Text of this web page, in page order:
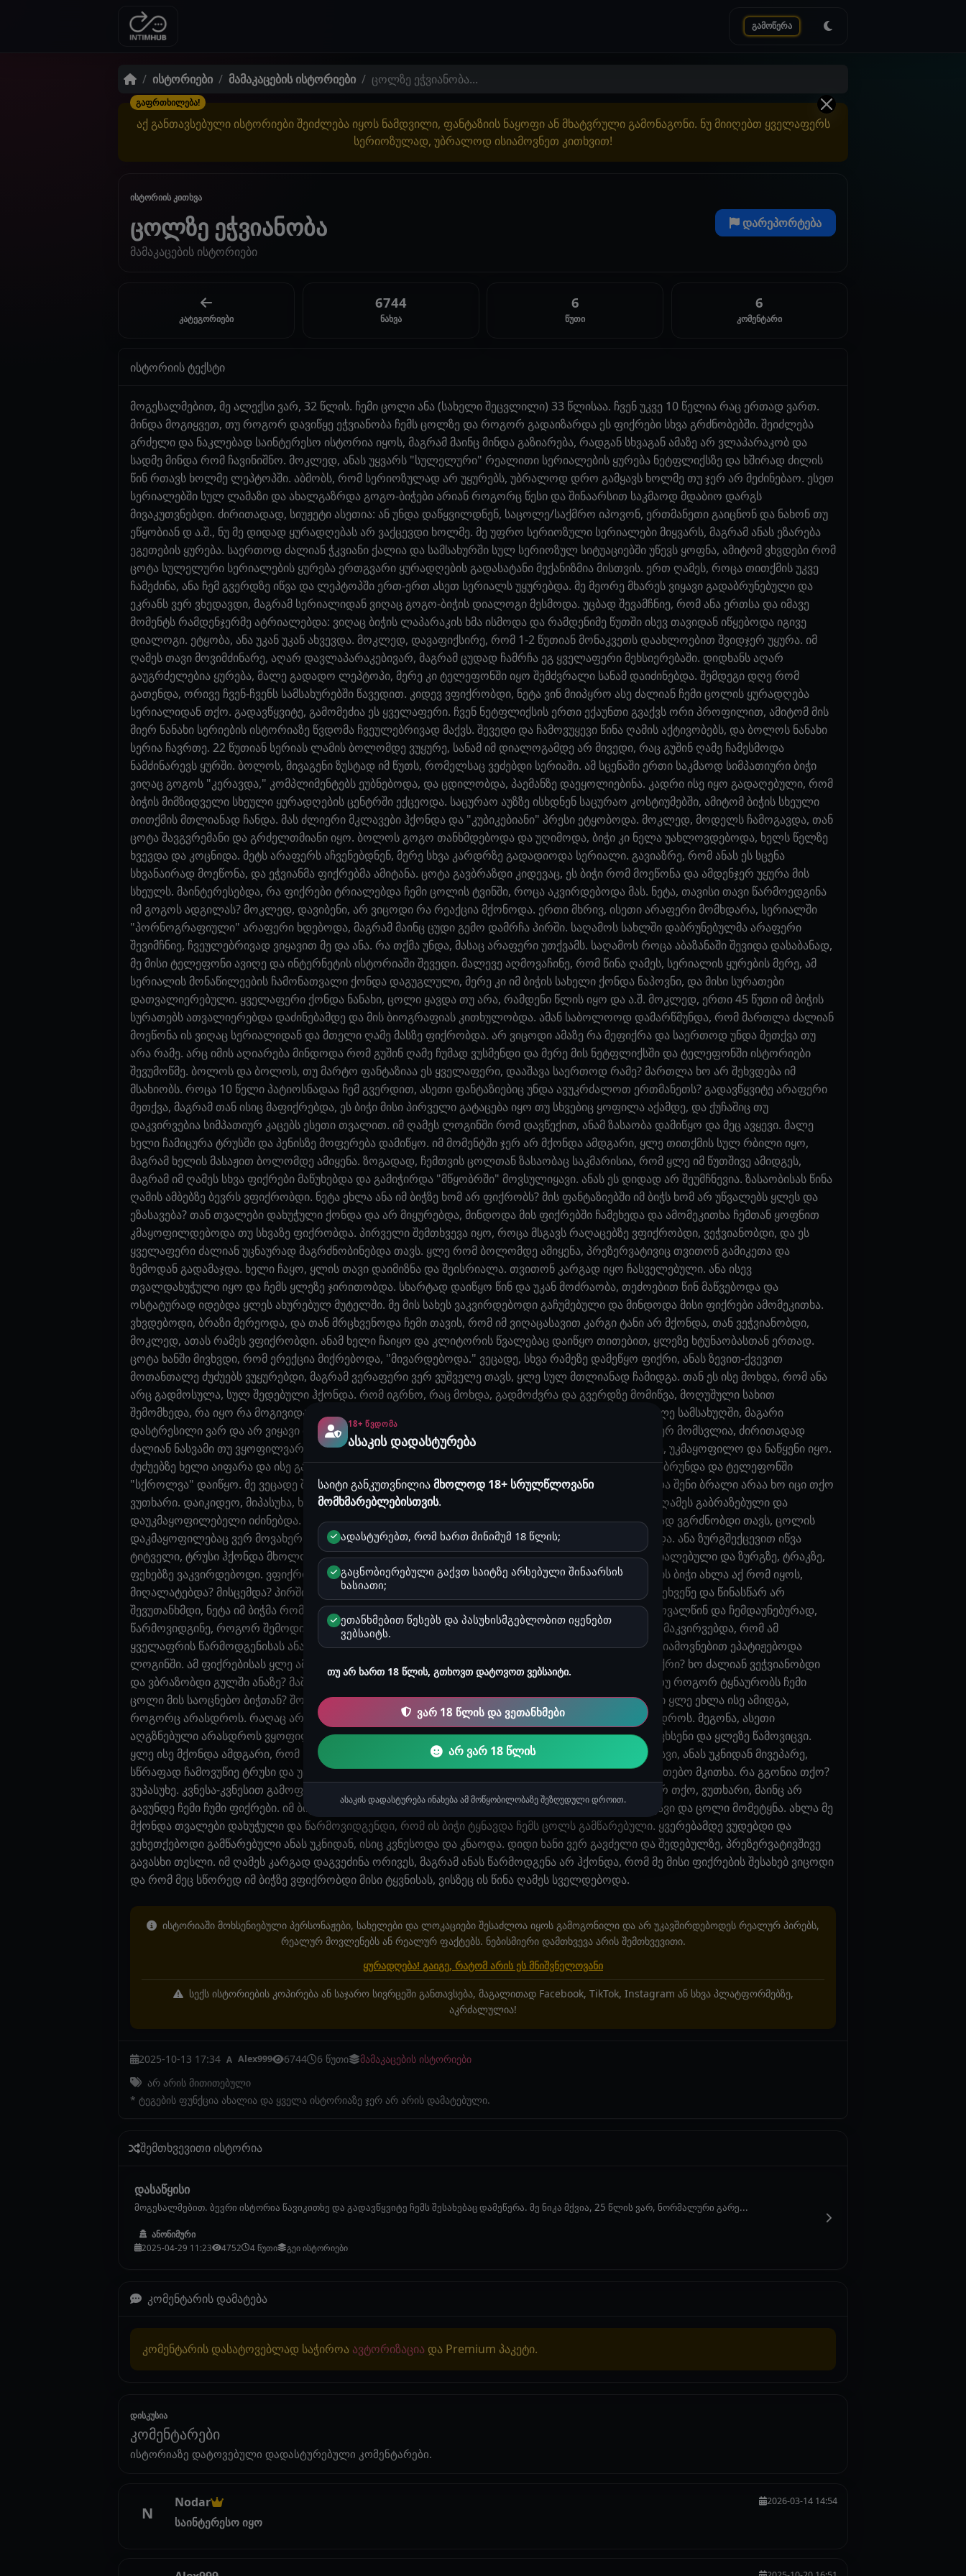
გამოწერა
ისტორიები მამაკაცების ისტორიები ცოლზე ეჭვიანობა...
გაფრთხილება!
აქ განთავსებული ისტორიები შეიძლება იყოს ნამდვილი, ფანტაზიის ნაყოფი ან მხატვრული გამონაგონი. ნუ მიიღებთ ყველაფერს
სერიოზულად, უბრალოდ ისიამოვნეთ კითხვით!
ისტორიის კითხვა
ცოლზე ეჭვიანობა
მამაკაცების ისტორიები
დარეპორტება
კატეგორიები
6744
ნახვა
6
წუთი
6
კომენტარი
ისტორიის ტექსტი
მოგესალმებით, მე ალექსი ვარ, 32 წლის. ჩემი ცოლი ანა (სახელი შეცვლილი) 33 წლისაა. ჩვენ უკვე 10 წელია რაც ერთად ვართ.
მინდა მოგიყვეთ, თუ როგორ დავიწყე ეჭვიანობა ჩემს ცოლზე და როგორ გადაიზარდა ეს ფიქრები სხვა გრძნობებში. შეიძლება
გრძელი და ნაკლებად საინტერესო ისტორია იყოს, მაგრამ მაინც მინდა გაზიარება, რადგან სხვაგან ამაზე არ ვლაპარაკობ და
სადმე მინდა რომ ჩავინიშნო. მოკლედ, ანას უყვარს "სულელური" რეალითი სერიალების ყურება ნეტფლიქსზე და ხშირად ძილის
წინ რთავს ხოლმე ლეპტოპში. აბმობს, რომ სერიოზულად არ უყურებს, უბრალოდ დრო გამყავს ხოლმე თუ ჯერ არ მეძინებაო. ესეთ
სერიალებში სულ ლამაზი და ახალგაზრდა გოგო-ბიჭები არიან როგორც წესი და შინაარსით საკმაოდ მდაბიო დარგს
მივაკუთვნებდი. ძირითადად, სიუჟეტი ასეთია: ან უნდა დაწყვილდნენ, საცოლე/საქმრო იპოვონ, ერთმანეთი გაიცნონ და ნახონ თუ
ეწყობიან დ ა.შ., ნუ მე დიდად ყურადღებას არ ვაქცევდი ხოლმე. მე უფრო სერიოზული სერიალები მიყვარს, მაგრამ ანას ეზარება
ეგეთების ყურება. საერთოდ ძალიან ჭკვიანი ქალია და სამსახურში სულ სერიოზულ სიტუაციებში უწევს ყოფნა, ამიტომ ვხვდები რომ
ცოტა სულელური სერიალების ყურება ერთგვარი ყურადღების გადასატანი მექანიზმია მისთვის. ერთ ღამეს, როცა თითქმის უკვე
ჩამეძინა, ანა ჩემ გვერდზე იწვა და ლეპტოპში ერთ-ერთ ასეთ სერიალს უყურებდა. მე მეორე მხარეს ვიყავი გადაბრუნებული და
ეკრანს ვერ ვხედავდი, მაგრამ სერიალიდან ვიღაც გოგო-ბიჭის დიალოგი მესმოდა. უცბად შევამჩნიე, რომ ანა ერთსა და იმავე
მომენტს რამდენჯერმე ატრიალებდა: ვიღაც ბიჭის ლაპარაკის ხმა ისმოდა და რამდენიმე წუთში ისევ თავიდან იწყებოდა იგივე
დიალოგი. ეტყობა, ანა უკან უკან ახვევდა. მოკლედ, დავაფიქსირე, რომ 1-2 წუთიან მონაკვეთს დაახლოებით შვიდჯერ უყურა. იმ
ღამეს თავი მოვიმძინარე, აღარ დავლაპარაკებივარ, მაგრამ ცუდად ჩამრჩა ეგ ყველაფერი მეხსიერებაში. დიდხანს აღარ
გაუგრძელებია ყურება, მალე გადადო ლეპტოპი, მერე კი ტელეფონში იყო შემძვრალი სანამ დაიძინებდა. შემდეგი დღე რომ
გათენდა, ორივე ჩვენ-ჩვენს სამსახურებში წავედით. კიდევ ვფიქრობდი, ნეტა ვინ მიიპყრო ასე ძალიან ჩემი ცოლის ყურადღება
სერიალიდან თქო. გადავწყვიტე, გამომეძია ეს ყველაფერი. ჩვენ ნეტფლიქსის ერთი ექაუნთი გვაქვს ორი პროფილით, ამიტომ მის
მიერ ნანახი სერიების ისტორიაზე წვდომა ჩვეულებრივად მაქვს. შევედი და ჩამოვუყევი წინა ღამის აქტივობებს, და ბოლოს ნანახი
სერია ჩავრთე. 22 წუთიან სერიას ლამის ბოლომდე ვუყურე, სანამ იმ დიალოგამდე არ მივედი, რაც გუშინ ღამე ჩამესმოდა
ნამძინარევს ყურში. ბოლოს, მივაგენი ზუსტად იმ წუთს, რომელსაც ვეძებდი სერიაში. ამ სცენაში ერთი საკმაოდ სიმპათიური ბიჭი
ვიღაც გოგოს "კერავდა," კომპლიმენტებს ეუბნებოდა, და ცდილობდა, პაემანზე დაეყოლიებინა. კადრი ისე იყო გადაღებული, რომ
ბიჭის მიმზიდველი სხეული ყურადღების ცენტრში ექცეოდა. საცურაო აუზზე ისხდნენ საცურაო კოსტიუმებში, ამიტომ ბიჭის სხეული
თითქმის მთლიანად ჩანდა. მას ძლიერი მკლავები ჰქონდა და "კუბიკებიანი" პრესი ეტყობოდა. მოკლედ, მოდელს ჩამოგავდა, თან
ცოტა შავგვრემანი და გრძელთმიანი იყო. ბოლოს გოგო თანხმდებოდა და უღიმოდა, ბიჭი კი ნელა უახლოვდებოდა, ხელს წელზე
ხვევდა და კოცნიდა. მეტს არაფერს აჩვენებდნენ, მერე სხვა კარდრზე გადადიოდა სერიალი. გავიაზრე, რომ ანას ეს სცენა
სხვანაირად მოეწონა, და ეჭვიანმა ფიქრებმა ამიტანა. ცოტა გავბრაზდი კიდევაც, ეს ბიჭი რომ მოეწონა და ამდენჯერ უყურა მის
სხეულს. მაინტერესებდა, რა ფიქრები ტრიალებდა ჩემი ცოლის ტვინში, როცა აკვირდებოდა მას. ნეტა, თავისი თავი წარმოედგინა
იმ გოგოს ადგილას? მოკლედ, დავიბენი, არ ვიცოდი რა რეაქცია მქონოდა. ერთი მხრივ, ისეთი არაფერი მომხდარა, სერიალში
"პორნოგრაფიული" არაფერი ხდებოდა, მაგრამ მაინც ცუდი გემო დამრჩა პირში. საღამოს სახლში დაბრუნებულმა არაფერი
შევიმჩნიე, ჩვეულებრივად ვიყავით მე და ანა. რა თქმა უნდა, მასაც არაფერი უთქვამს. საღამოს როცა აბაზანაში შევიდა დასაბანად,
მე მისი ტელეფონი ავიღე და ინტერნეტის ისტორიაში შევედი. მალევე აღმოვაჩინე, რომ წინა ღამეს, სერიალის ყურების მერე, ამ
სერიალის მონაწილეების ჩამონათვალი ქონდა დაგუგლული, მერე კი იმ ბიჭის სახელი ქონდა ნაპოვნი, და მისი სურათები
დათვალიერებული. ყველაფერი ქონდა ნანახი, ცოლი ყავდა თუ არა, რამდენი წლის იყო და ა.შ. მოკლედ, ერთი 45 წუთი იმ ბიჭის
სურათებს ათვალიერებდა დაძინებამდე და მის ბიოგრაფიას კითხულობდა. ამან საბოლოოდ დამარწმუნდა, რომ მართლა ძალიან
მოეწონა ის ვიღაც სერიალიდან და მთელი ღამე მასზე ფიქრობდა. არ ვიცოდი ამაზე რა მეფიქრა და საერთოდ უნდა მეთქვა თუ
არა რამე. არც იმის აღიარება მინდოდა რომ გუშინ ღამე ჩუმად ვუსმენდი და მერე მის ნეტფლიქსში და ტელეფონში ისტორიები
შევუმოწმე. ბოლოს და ბოლოს, თუ მარტო ფანტაზიაა ეს ყველაფერი, დააშავა საერთოდ რამე? მართლა ხო არ შეხვდება იმ
მსახიობს. როცა 10 წელი პატიოსნადაა ჩემ გვერდით, ასეთი ფანტაზიებიც უნდა ავუკრძალოთ ერთმანეთს? გადავწყვიტე არაფერი
მეთქვა, მაგრამ თან ისიც მაფიქრებდა, ეს ბიჭი მისი პირველი გატაცება იყო თუ სხვებიც ყოფილა აქამდე, და ქუჩაშიც თუ
დაკვირვებია სიმპათიურ კაცებს ესეთი თვალით. იმ ღამეს ლოგინში რომ დავწექით, ანამ ზასაობა დამიწყო და მეც ავყევი. მალე
ხელი ჩამიცურა ტრუსში და პენისზე მოფერება დამიწყო. იმ მომენტში ჯერ არ მქონდა ამდგარი, ყლე თითქმის სულ რბილი იყო,
მაგრამ ხელის მასაჟით ბოლომდე ამიყენა. ზოგადად, ჩემთვის ცოლთან ზასაობაც საკმარისია, რომ ყლე იმ წუთშივე ამიდგეს,
მაგრამ იმ ღამეს სხვა ფიქრები მაწუხებდა და გამიჭირდა "მწყობრში" მოვსულიყავი. ანას ეს დიდად არ შეუმჩნევია. ზასაობისას წინა
ღამის ამბებზე ბევრს ვფიქრობდი. ნეტა ეხლა ანა იმ ბიჭზე ხომ არ ფიქრობს? მის ფანტაზიებში იმ ბიჭს ხომ არ უწვალებს ყლეს და
ეზასავება? თან თვალები დახუჭული ქონდა და არ მიყურებდა, მინდოდა მის ფიქრებში ჩამეხედა და ამომეკითხა ჩემთან ყოფნით
კმაყოფილდებოდა თუ სხვაზე ფიქრობდა. პირველი შემთხვევა იყო, როცა მსგავს რაღაცებზე ვფიქრობდი, ვეჭვიანობდი, და ეს
ყველაფერი ძალიან უცნაურად მაგრძნობინებდა თავს. ყლე რომ ბოლომდე ამიყენა, პრეზერვატივიც თვითონ გამიკეთა და
ზემოდან გადამაჯდა. ხელი ჩაყო, ყლის თავი დაიმიზნა და შეისრიალა. თვითონ კარგად იყო ჩასველებული. ანა ისევ
თვალდახუჭული იყო და ჩემს ყლეზე ჯირითობდა. სხარტად დაიწყო წინ და უკან მოძრაობა, თეძოებით წინ მაწვებოდა და
ოსტატურად იდებდა ყლეს ახურებულ მუტელში. მე მის სახეს ვაკვირდებოდი გაჩუმებული და მინდოდა მისი ფიქრები ამომეკითხა.
ვხვდებოდი, ბრაზი მერეოდა, და თან მრცხვენოდა ჩემი თავის, რომ იმ ვიღაცასავით კარგი ტანი არ მქონდა, თან ვეჭვიანობდი,
მოკლედ, ათას რამეს ვფიქრობდი. ანამ ხელი ჩაიყო და კლიტორის წვალებაც დაიწყო თითებით, ყლეზე ხტუნაობასთან ერთად.
ცოტა ხანში მივხვდი, რომ ერექცია მიქრებოდა, "მივარდებოდა." ვეცადე, სხვა რამეზე დამეწყო ფიქრი, ანას ზევით-ქვევით
მოთანთალე ძუძუებს ვუყურებდი, მაგრამ ვერაფერი ვერ ვუშველე თავს, ყლე სულ მთლიანად ჩამიდგა. თან ეს ისე მოხდა, რომ ანა
არც გადმოსულა, სულ შედებული ჰქონდა. რომ იგრნო, რაც მოხდა, გადმოძვრა და გვერდზე მომიწვა, მოღუშული სახით
შემომხედა, რა იყო რა მოგივიდაო, მკითხა. მე უცბად ვერაფერი ვუთხარი, აუ არ ვიცი ძაან დავიღალე სამსახუღში, მაგარი
დასტრესილი ვარ და არ ვიყავი მგონი ხასიათზე თქო, მოვატყუე. ესეთი რამე ცხოვრებაში სულ 2-3ჯერ მომსვლია, ძირითადად
ძალიან ნასვამი თუ ვყოფილვარ. ანამ მითხრა არაუშავსო, მაგრამ ლოგინიდან რომ ადგა, შევატყვე, უკმაყოფილო და ნაწყენი იყო.
ძუძუებზე ხელი აიფარა და ისე გავიდა აბაზანაში დასაბანად. რომ შემოვიდა, ხმა აღარ გაუცია, გადაბრუნდა და ტელეფონში
"სქროლვა" დაიწყო. მე ვეცადე შემომერიგებინა, არ ვიცი რა მომივიდა, მართლა ძაან დავიღალე და შენი ბრალი არაა ხო იცი თქო
ვუთხარი. დაიკიდეო, მიპასუხა, ხომ გითხარი არაუშავსო, მითხრა. მაგრამ, მაინც ვატყობდი რომ იმ ღამეს გაბრაზებული და
დაუკმაყოფილებელი იძინებდა. მოკლედ, იმ სერიალის ბიჭმა ყველაფერი გამიფუჭა. იმდენად ცუდად ვგრძნობდი თავს, ცოლის
დაკმაყოფილებაც ვერ მოვახერხე, და თან მაგ თემაზე ლაპარაკის დაწყებაც რატომღაც არ მინდოდა. ანა ზურგშექცევით იწვა
ტიტველი, ტრუსი ჰქონდა მხოლოდ ამოცმული. საბანი არ ეფარა, ცხელოდა. მე მისკენ ვიყავი შეტრიალებული და ზურგზე, ტრაკზე,
ფეხებზე ვაკვირდებოდი. ვფიქრობდი, ნეტა რამდენ კაცთან სექსზე უფიქრია ჩემს ცოლს თქო. ნეტა ის ბიჭი ახლა აქ რომ იყოს,
მიღალატებდა? მისცემდა? პირშიც აიღებდა? მე ტრაკში არ მადებინებს ხოლმე თუ ერთი საათი არ ვეხვეწე და წინასწარ არ
შევუთანხმდი, ნეტა იმ ბიჭმა რომ უბრძანოს, მისცემს ეგრევე ტრაკს? რატომღაც სულ ის ბიჭი მედგა თვალწინ და ჩემდაუნებურად,
წარმოვიდგინე, როგორ შემოდიოდა ოთახში და ცოლს მიჟიმავდა. ყველაზე მეტად ამ ფიქრებში ის მაკვირვებდა, რომ ამ
ყველაფრის წარმოდგენისას ანა კმაყოფილი და გახარებული ეგებებოდა მას და ფეხებს უშლიდა, სიამოვნებით ეპატიჟებოდა
ლოგინში. ამ ფიქრებისას ყლე ამიდგა. ამან სულ გადამრია. რატომ მომწონდა ესეთ რაღაცებზე ფიქრი? ხო ძალიან ვეჭვიანობდი
და ვბრაზობდი გულში ანაზე? მაშინ, რატომ ვიგზნები და რატომ მიდგება ყლე იმის წარმოდგენით, თუ როგორ ტყნაურობს ჩემი
ცოლი მის საოცნებო ბიჭთან? შორს წავედი ასეთ ფანტაზიებში, ანას უკვე თითქმის ეძინა მგონი. მე კი ყლე ეხლა ისე ამიდგა,
როგორც არასდროს. რაღაც არნახული და აკრძალული ფიქრები მიპყრობდა, ისე, როგორც არასდროს. მეგონა, ასეთი
აღგზნებული არასდროს ვყოფილვარ. გვერდზე უჯრიდან ახალი პრეზერვატივი ამოვიღე, ჩუმად გავხსენი და ყლეზე წამოვიცვი.
ყლე ისე მქონდა ამდგარი, რომ წამოვჯექი, მუცელზე მებჯინებოდა. ხელზე დავიფურთხე, ყლეს წავუსვი, ანას უკნიდან მივეპარე,
სწრაფად ჩამოვუწიე ტრუსი და უცბად გავუყარე ყლე. მას უკვე ეძინა და უცბად გამოეღვიდა, რას აკეთებო მკითხა. რა გგონია თქო?
ვუპასუხე. კვნესა-კვნესით გამოფხიზლდა, აბა დაღლილი ვარო რო თქვიო? ხო მარა მაინც მინდიხარ თქო, ვუთხარი, მაინც არ
გავუნდე ჩემი ჩუმი ფიქრები. იმ ბიჭის ფანტაზია ჩემს სასარგებლოდ გამოვიყენე, რომ ავგზნებულიყავი და ცოლი მომეტყნა. ახლა მე
მქონდა თვალები დახუჭული და წარმოვიდგენდი, რომ ის ბიჭი ტყნავდა ჩემს ცოლს გამწარებული. ყვერებამდე ვუდებდი და
ვეხეთქებოდი გამწარებული ანას უკნიდან, ისიც კვნესოდა და კნაოდა. დიდი ხანი ვერ გავძელი და შედებულზე, პრეზერვატივშივე
გავასხი თესლი. იმ ღამეს კარგად დაგვეძინა ორივეს, მაგრამ ანას წარმოდგენა არ ჰქონდა, რომ მე მისი ფიქრების შესახებ ვიცოდი
და რომ მეც სწორედ იმ ბიჭზე ვფიქრობდი მისი ტყვნისას, ვისზეც ის წინა ღამეს სველდებოდა.
ისტორიაში მოხსენიებული პერსონაჟები, სახელები და ლოკაციები შესაძლოა იყოს გამოგონილი და არ უკავშირდებოდეს რეალურ პირებს,
რეალურ მოვლენებს ან რეალურ ფაქტებს. ნებისმიერი დამთხვევა არის შემთხვევითი.
ყურადღება! გაიგე, რატომ არის ეს მნიშვნელოვანი
სექს ისტორიების კოპირება ან საჯარო სივრცეში განთავსება, მაგალითად Facebook, TikTok, Instagram ან სხვა პლატფორმებზე,
აკრძალულია!
2025-10-13 17:34 A Alex999 6744 6 წუთი
მამაკაცების ისტორიები
არ არის მითითებული
* ტეგების ფუნქცია ახალია და ყველა ისტორიაზე ჯერ არ არის დამატებული.
შემთხვევითი ისტორია
დასაწყისი
მოგესალმებით. ბევრი ისტორია წავიკითხე და გადავწყვიტე ჩემს შესახებაც დამეწერა. მე ნიკა მქვია, 25 წლის ვარ, ნორმალური გარე...
ანონიმური
2025-04-29 11:23 4752 4 წუთი გეი ისტორიები
კომენტარის დამატება
კომენტარის დასატოვებლად საჭიროა ავტორიზაცია და Premium პაკეტი.
დისკუსია
კომენტარები
ისტორიაზე დატოვებული დადასტურებული კომენტარები.
N
Nodar 2026-03-14 14:54
საინტერესო იყო
18+ ᲬᲕᲓᲝᲛᲐ
ასაკის დადასტურება
საიტი განკუთვნილიამხოლოდ 18+ სრულწლოვანი
მომხმარებლებისთვის.
ადასტურებთ, რომ ხართ მინიმუმ 18 წლის;
გაცნობიერებული გაქვთ საიტზე არსებული შინაარსის
ხასიათი;
ეთანხმებით წესებს და პასუხისმგებლობით იყენებთ
ვებსაიტს.
თუ არ ხართ 18 წლის, გთხოვთ დატოვოთ ვებსაიტი.
ვარ 18 წლის და ვეთანხმები
არ ვარ 18 წლის
ასაკის დადასტურება ინახება ამ მოწყობილობაზე შეზღუდული დროით.